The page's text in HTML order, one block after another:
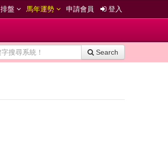
排盤 馬年運勢 申請會員 登入
Search